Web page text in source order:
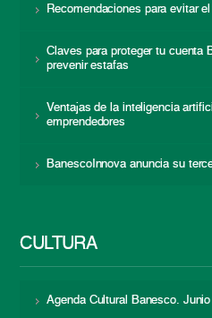
Recomendaciones para evitar
Claves para proteger tu cuenta
prevenir estafas
Ventajas de la inteligencia
emprendedores
BanescoInnova anuncia su
CULTURA
Agenda Cultural Banesco.